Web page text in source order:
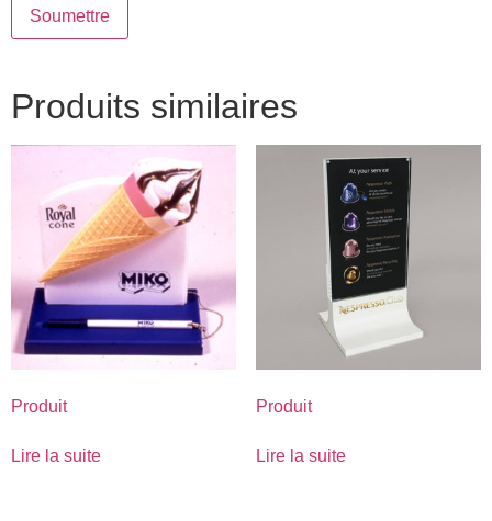
Produits similaires
Produit
Lire la suite
Produit
Lire la suite